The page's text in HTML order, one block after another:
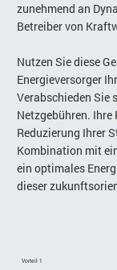
zunehmend an
Betreiber von
Nutzen Sie diese
Energieversorger
Verabschieden Sie
Netzgebühren.
Reduzierung Ihrer
Kombination mit
ein optimales
dieser
Vorteil 1